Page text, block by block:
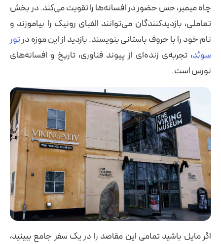
چاه میمیر، حس حضور در افسانه‌ها را تقویت می‌کند. در بخش
تعاملی، بازدیدکنندگان می‌توانند الفبای رونیک را بیاموزند و
نام خود را با حروف باستانی بنویسند. بازدید از این موزه درتور
سوئد، تجربه‌ی زنده‌ای از پیوند فناوری، تاریخ و افسانه‌های
نورس است.
اگر مایل باشید تمامی این مقاصد را در یک سفر جامع ببینید،